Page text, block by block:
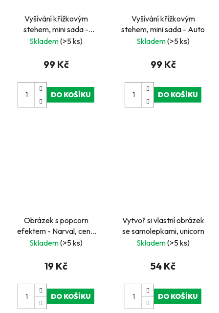
Vyšívání křížkovým
stehem, mini sada -
Ptáček
Skladem(>5 ks)
99 Kč
DO KOŠÍKU
Vyšívání křížkovým
stehem, mini sada - Auto
Skladem(>5 ks)
99 Kč
DO KOŠÍKU
Obrázek s popcorn
efektem - Narval, cena
za kus, v boxu 18 ks
Skladem(>5 ks)
19 Kč
DO KOŠÍKU
Vytvoř si vlastní obrázek
se samolepkami, unicorn
Skladem(>5 ks)
54 Kč
DO KOŠÍKU